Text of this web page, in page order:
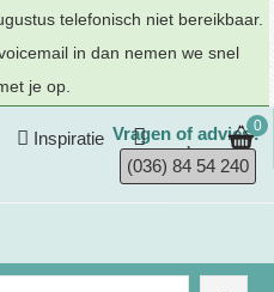
telefonisch niet bereikbaar.
in dan nemen we snel
je op.
Vragen of advies?
(036) 84 54 240
Inspiratie
0